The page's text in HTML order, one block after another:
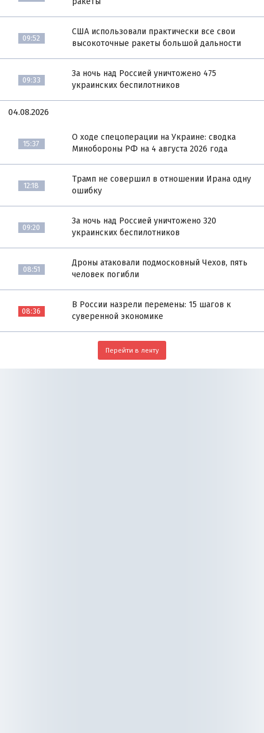
09:52
США использовали практически все свои
высокоточные ракеты большой дальности
09:33
За ночь над Россией уничтожено 475
украинских беспилотников
04.08.2026
15:37
О ходе спецоперации на Украине: сводка
Минобороны РФ на 4 августа 2026 года
12:18
Трамп не совершил в отношении Ирана одну
ошибку
09:20
За ночь над Россией уничтожено 320
украинских беспилотников
08:51
Дроны атаковали подмосковный Чехов, пять
человек погибли
08:36
В России назрели перемены: 15 шагов к
суверенной экономике
Перейти в ленту